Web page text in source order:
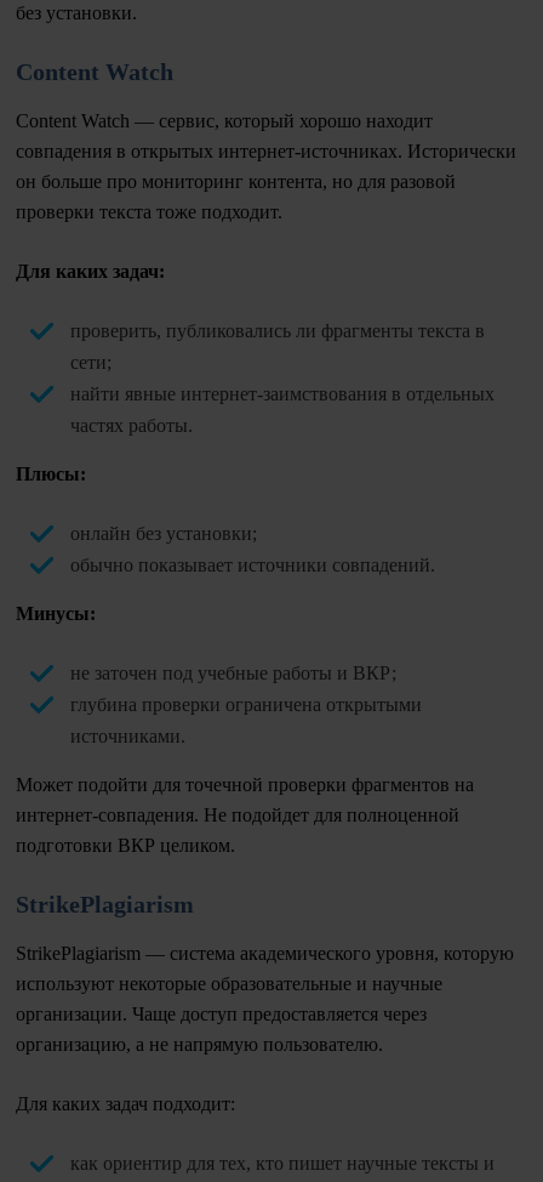
без установки.
Content Watch
Content Watch — сервис, который хорошо находит
совпадения в открытых интернет-источниках. Исторически
он больше про мониторинг контента, но для разовой
проверки текста тоже подходит.
Для каких задач:
проверить, публиковались ли фрагменты текста в
сети;
найти явные интернет-заимствования в отдельных
частях работы.
Плюсы:
онлайн без установки;
обычно показывает источники совпадений.
Минусы:
не заточен под учебные работы и ВКР;
глубина проверки ограничена открытыми
источниками.
Может подойти для точечной проверки фрагментов на
интернет-совпадения. Не подойдет для полноценной
подготовки ВКР целиком.
StrikePlagiarism
StrikePlagiarism — система академического уровня, которую
используют некоторые образовательные и научные
организации. Чаще доступ предоставляется через
организацию, а не напрямую пользователю.
Для каких задач подходит:
как ориентир для тех, кто пишет научные тексты и